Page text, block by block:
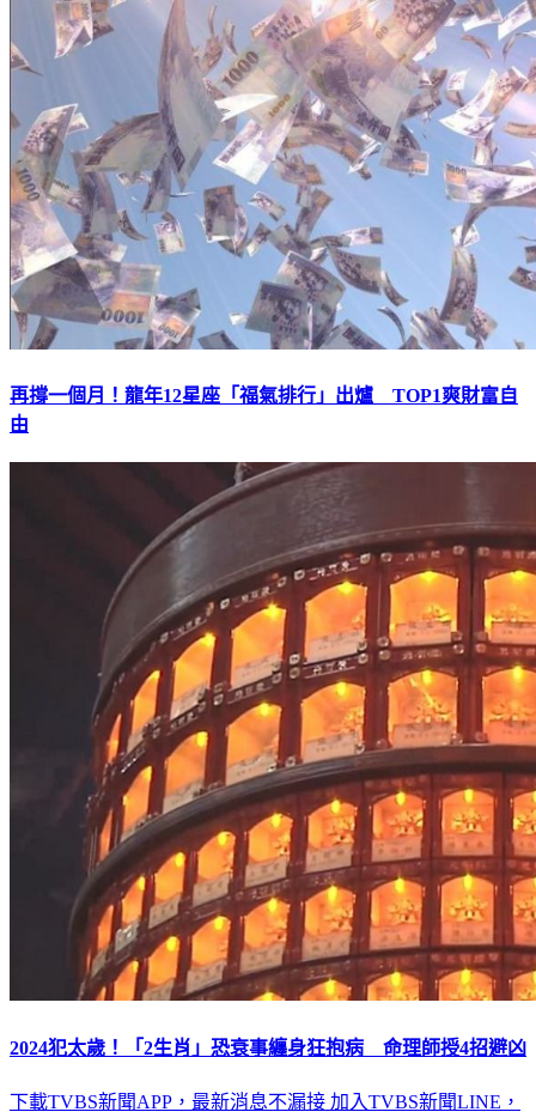
再撐一個月！龍年12星座「福氣排行」出爐 TOP1爽財富自
由
2024犯太歲！「2生肖」恐衰事纏身狂抱病 命理師授4招避凶
下載TVBS新聞APP，最新消息不漏接 加入TVBS新聞LINE，